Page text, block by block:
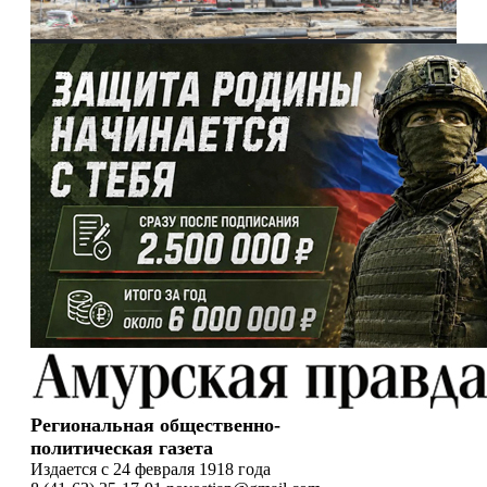
Региональная общественно-
политическая газета
Издается с 24 февраля 1918 года